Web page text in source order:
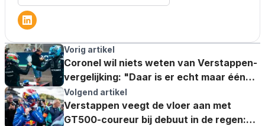
Vorig artikel
Coronel wil niets weten van Verstappen-
vergelijking: "Daar is er echt maar één
van"
Volgend artikel
Verstappen veegt de vloer aan met
GT500-coureur bij debuut in de regen: